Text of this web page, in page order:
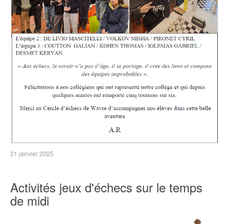
21 janvier 2025
Activités jeux d'échecs sur le temps
de midi